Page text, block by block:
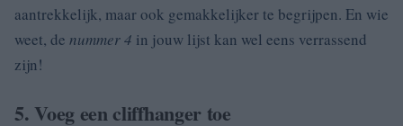
aantrekkelijk, maar ook gemakkelijker te begrijpen. En wie
weet, de nummer 4 in jouw lijst kan wel eens verrassend
zijn!
5. Voeg een cliffhanger toe